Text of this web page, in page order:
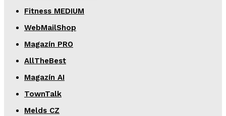
Fitness MEDIUM
WebMailShop
Magazín PRO
AllTheBest
Magazín AI
TownTalk
Melds CZ